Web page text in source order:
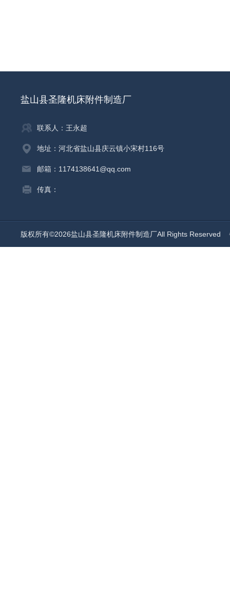
盐山县圣隆机床附件制造厂
联系人：王永超
地址：河北省盐山县庆云镇小宋村116号
邮箱：1174138641@qq.com
传真：
版权所有©2026盐山县圣隆机床附件制造厂All Rights Reserved